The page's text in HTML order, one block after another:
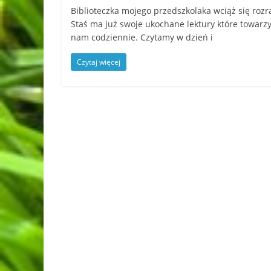
Biblioteczka mojego przedszkolaka wciąż się
Staś ma już swoje ukochane lektury które
nam codziennie. Czytamy w dzień i
Czytaj więcej